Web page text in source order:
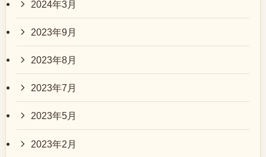
2024年3月
2023年9月
2023年8月
2023年7月
2023年5月
2023年2月